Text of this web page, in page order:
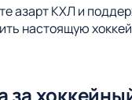
азарт КХЛ и
настоящую